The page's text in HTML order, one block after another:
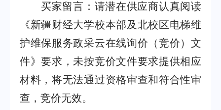
买家留言：请潜在供应商认真阅读
《新疆财经大学校本部及北校区电梯维
护维保服务政采云在线询价（竞价）文
件》要求，未按竞价文件要求提供相应
材料，将无法通过资格审查和符合性审
查，竞价无效。